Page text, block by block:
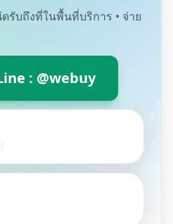
ดรับถึงที่ในพื้นที่บริการ • จ่าย
: @webuy